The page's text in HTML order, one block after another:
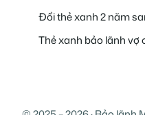
Đổi thẻ xanh 2 năm
Thẻ xanh bảo lãnh vợ